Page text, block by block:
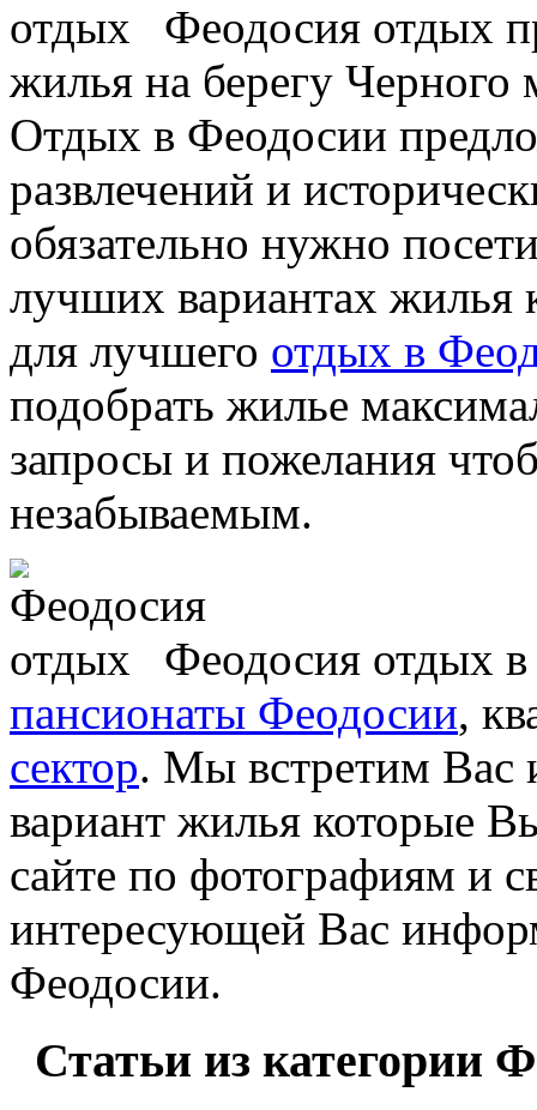
Феодосия отдых
жилья на берегу Черного
Отдых в Феодосии
развлечений и
обязательно нужно
лучших вариантах жилья
для лучшего отдых в
подобрать жилье
запросы и пожелания
незабываемым.
Феодосия отдых
пансионаты Феодосии,
сектор. Мы встретим Вас
вариант жилья которые
сайте по фотографиям и
интересующей Вас
Феодосии.
Статьи из категории